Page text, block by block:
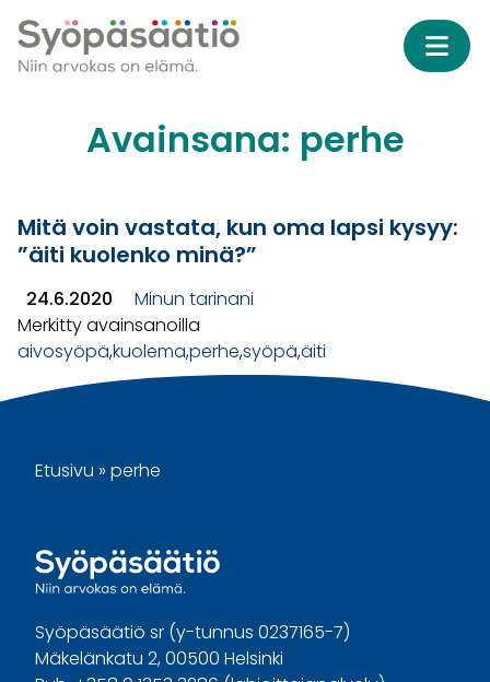
Avainsana: perhe
Mitä voin vastata, kun oma lapsi kysyy:
”äiti kuolenko minä?”
24.6.2020
Minun tarinani
Merkitty avainsanoilla
aivosyöpä,kuolema,perhe,syöpä,äiti
Etusivu » perhe
Syöpäsäätiö sr (y-tunnus 0237165-7)
Mäkelänkatu 2, 00500 Helsinki